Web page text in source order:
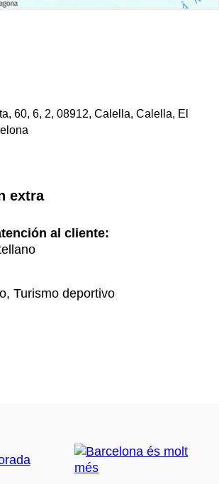
60, 6, 2, 08912, Calella, Calella, El
extra
al cliente:
Turismo deportivo